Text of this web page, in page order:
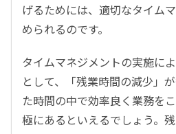
げるためには、適切なタイム
められるのです。
タイムマネジメントの実施に
として、「残業時間の減少」
た時間の中で効率良く業務を
極にあるといえるでしょう。